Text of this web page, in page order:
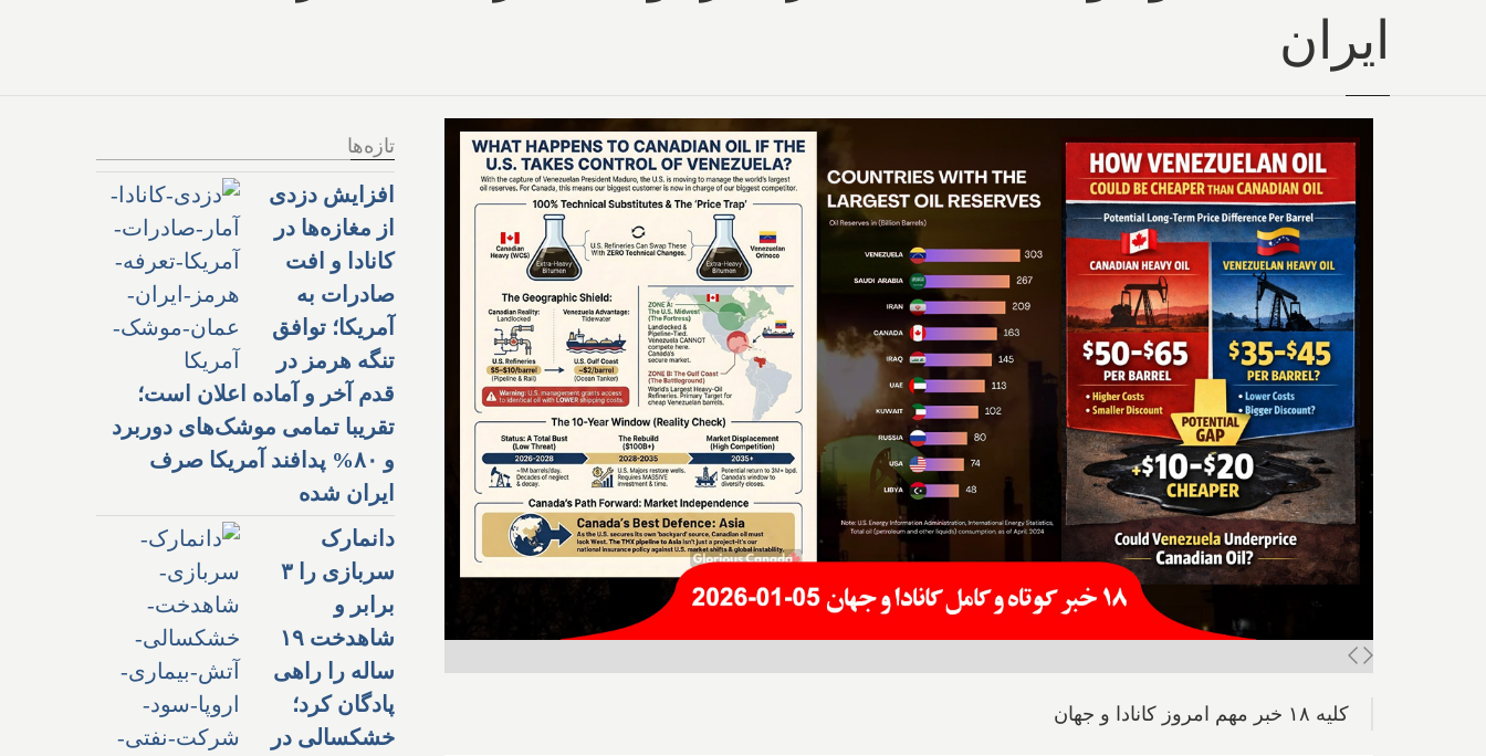
ایران
کلیه ۱۸ خبر مهم امروز کانادا و جهان
تازه‌ها
افزایش دزدی
از مغازه‌ها در
کانادا و افت
صادرات به
آمریکا؛ توافق
تنگه هرمز در
قدم آخر و آماده اعلان است؛
تقریبا تمامی موشک‌های دوربرد
و ۸۰% پدافند آمریکا صرف
ایران شده
دانمارک
سربازی را ۳
برابر و
شاهدخت ۱۹
ساله را راهی
پادگان کرد؛
خشکسالی در